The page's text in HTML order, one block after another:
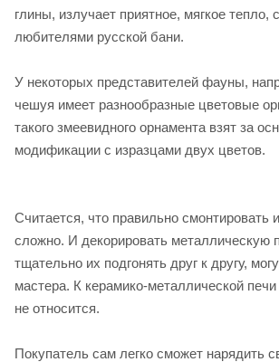
глины, излучает приятное, мягкое тепло,
любителями русской бани.
У некоторых представителей фауны,
чешуя имеет разнообразные цветовые
такого змеевидного орнамента взят за
модификации с изразцами двух цветов.
Считается, что правильно
сложно. И декорировать металлическую
тщательно их подгонять друг к другу,
мастера. К керамико-металлической
не относится.
Покупатель сам легко сможет нарядить